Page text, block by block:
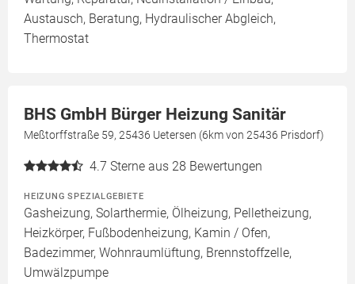
Austausch, Beratung, Hydraulischer Abgleich,
Thermostat
BHS GmbH Bürger Heizung Sanitär
Meßtorffstraße 59, 25436 Uetersen (6km von 25436 Prisdorf)
4.7 Sterne aus 28 Bewertungen
HEIZUNG SPEZIALGEBIETE
Gasheizung, Solarthermie, Ölheizung, Pelletheizung,
Heizkörper, Fußbodenheizung, Kamin / Ofen,
Badezimmer, Wohnraumlüftung, Brennstoffzelle,
Umwälzpumpe